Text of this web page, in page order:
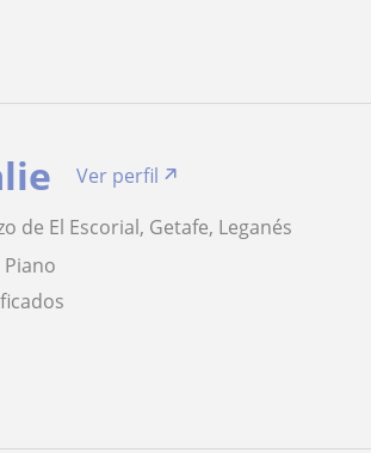
Ver perfil
de El Escorial, Getafe, Leganés
Piano